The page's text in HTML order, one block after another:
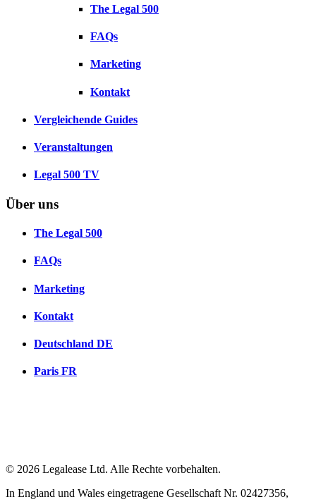
The Legal 500
FAQs
Marketing
Kontakt
Vergleichende Guides
Veranstaltungen
Legal 500 TV
Über uns
The Legal 500
FAQs
Marketing
Kontakt
Deutschland DE
Paris FR
© 2026 Legalease Ltd. Alle Rechte vorbehalten.
In England und Wales eingetragene Gesellschaft Nr. 02427356,